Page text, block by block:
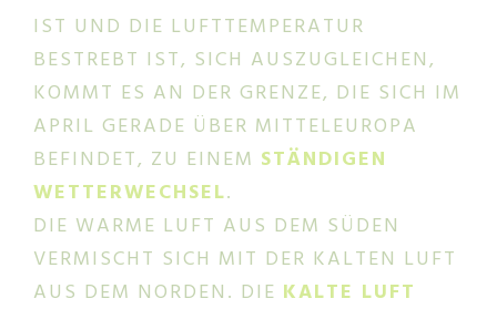
ST UND DIE LUFTTEMPERATUR B
ESTREBT IST, SICH AUSZUGLEICHEN, K
OMMT ES AN DER GRENZE, DIE SICH IM A
PRIL GERADE ÜBER MITTELEUROPA B
EFINDET, ZU EINEM STÄNDIGEN
WETTERWECHSEL.
DIE WARME LUFT AUS DEM SÜDEN
VERMISCHT SICH MIT DER KALTEN LUFT
AUS DEM NORDEN. DIE KALTE LUFT